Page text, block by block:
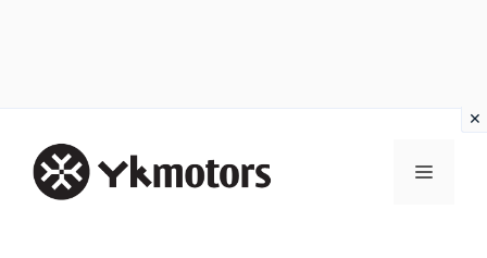
contenuto
MENU